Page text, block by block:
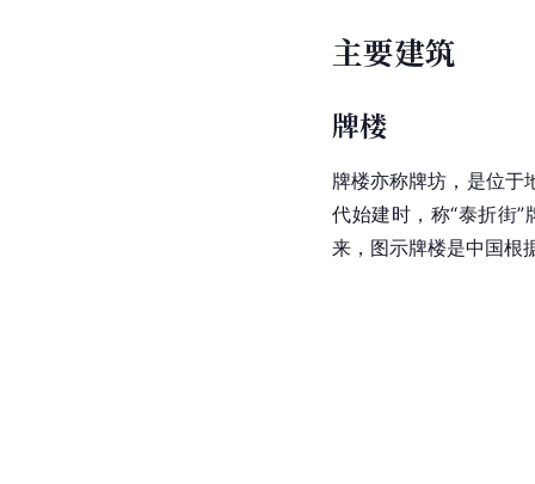
主要建筑
牌楼
牌楼亦称牌坊，是位
代始建时，称“泰折街”
来，图示牌楼是中国根